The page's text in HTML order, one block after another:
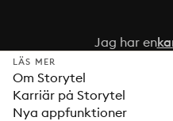
Jag har en
LÄS MER
Om Storytel
Karriär på Storytel
Nya appfunktioner